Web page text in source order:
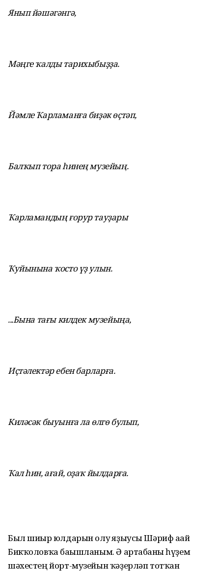
Янып йәшәгәнгә,
Мәңге ҡалды тарихыбыҙҙа.
Йәмле Ҡарламанға биҙәк өҫтәп,
Балҡып тора һинең музейың.
Ҡарламандың ғорур тауҙары
Ҡуйынына ҡосто үҙ улын.
...Бына тағы килдек музейыңа,
Иҫтәлектәр ебен барларға.
Киләсәк быуынға ла өлгө булып,
Ҡал һин, ағай, оҙаҡ йылдарға.
Был шиғыр юлдарын олуғ яҙыусы Шәриф ағай
Бикҡоловҡа бағышланым. Ә артабанғы һүҙем
шәхестең йорт-музейын ҡәҙерләп тотҡан